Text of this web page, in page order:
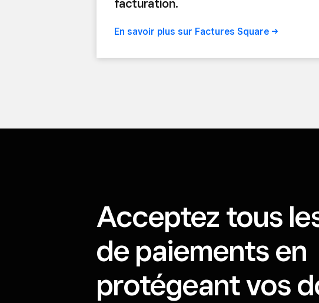
facturation.
En savoir plus sur Factures Square
Acceptez tous
de paiements en
protégeant vos